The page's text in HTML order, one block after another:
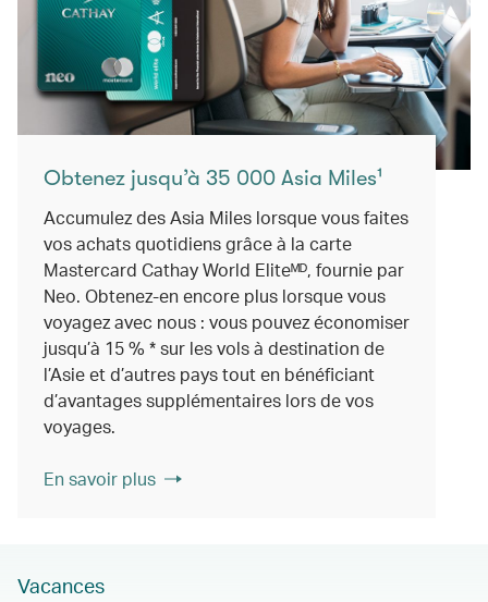
Obtenez jusqu’à 35 000 Asia Miles¹
Accumulez des Asia Miles lorsque vous faites
vos achats quotidiens grâce à la carte
Mastercard Cathay World Eliteᴹᴰ, fournie par
Neo. Obtenez-en encore plus lorsque vous
voyagez avec nous : vous pouvez économiser
jusqu’à 15 % * sur les vols à destination de
l’Asie et d’autres pays tout en bénéficiant
d’avantages supplémentaires lors de vos
voyages.
En savoir plus
Vacances